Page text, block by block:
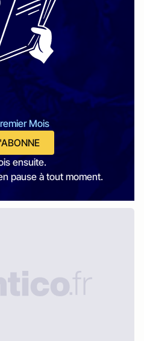
Mois
ensuite.
pause à tout moment.